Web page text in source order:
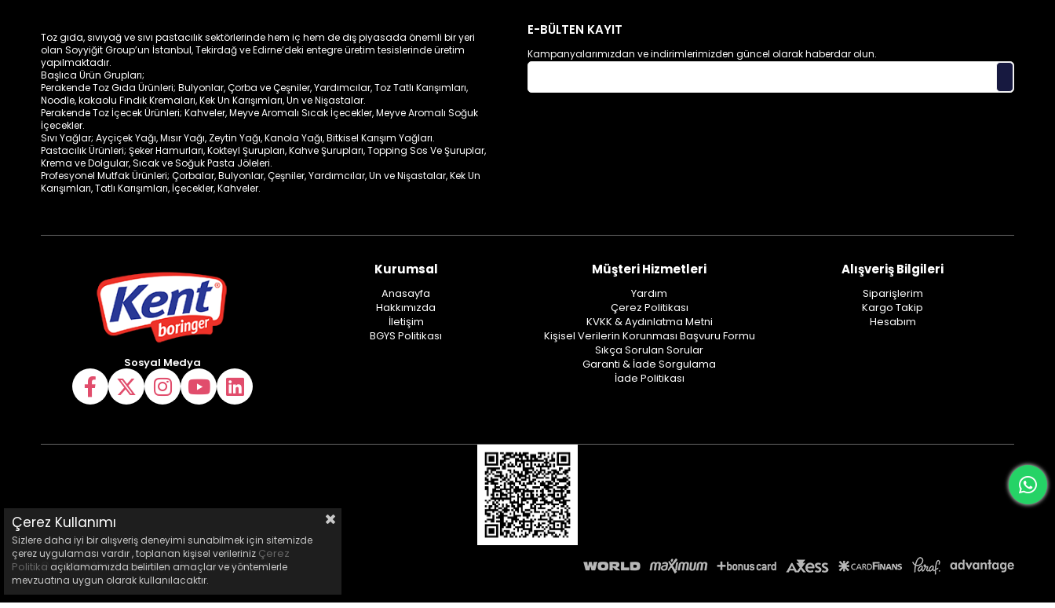
Toz gıda, sıvıyağ ve sıvı pastacılık sektörlerinde hem iç hem de dış piyasada önemli bir yeri
olan Soyyiğit Group’un İstanbul, Tekirdağ ve Edirne’deki entegre üretim tesislerinde üretim
yapılmaktadır.
Başlıca Ürün Grupları;
Perakende Toz Gıda Ürünleri; Bulyonlar, Çorba ve Çeşniler, Yardımcılar, Toz Tatlı Karışımları,
Noodle, kakaolu Fındık Kremaları, Kek Un Karışımları, Un ve Nişastalar.
Perakende Toz İçecek Ürünleri; Kahveler, Meyve Aromalı Sıcak İçecekler, Meyve Aromalı Soğuk
İçecekler.
Sıvı Yağlar; Ayçiçek Yağı, Mısır Yağı, Zeytin Yağı, Kanola Yağı, Bitkisel Karışım Yağları.
Pastacılık Ürünleri; Şeker Hamurları, Kokteyl Şurupları, Kahve Şurupları, Topping Sos Ve Şuruplar,
Krema ve Dolgular, Sıcak ve Soğuk Pasta Jöleleri.
Profesyonel Mutfak Ürünleri; Çorbalar, Bulyonlar, Çeşniler, Yardımcılar, Un ve Nişastalar, Kek Un
Karışımları, Tatlı Karışımları, İçecekler, Kahveler.
E-BÜLTEN KAYIT
Kampanyalarımızdan ve indirimlerimizden güncel olarak haberdar olun.
Sosyal Medya
Kurumsal
Anasayfa
Hakkımızda
İletişim
BGYS Politikası
Müşteri Hizmetleri
Yardım
Çerez Politikası
KVKK & Aydınlatma Metni
Kişisel Verilerin Korunması Başvuru Formu
Sıkça Sorulan Sorular
Garanti & İade Sorgulama
İade Politikası
Alışveriş Bilgileri
Siparişlerim
Kargo Takip
Hesabım
© 2013kentboringer.com - Tüm Hakları Saklıdır.
Çerez Kullanımı
Sizlere daha iyi bir alışveriş deneyimi sunabilmek için sitemizde
çerez uygulaması vardır , toplanan kişisel verileriniz Çerez
Politika açıklamamızda belirtilen amaçlar ve yöntemlerle
mevzuatına uygun olarak kullanılacaktır.